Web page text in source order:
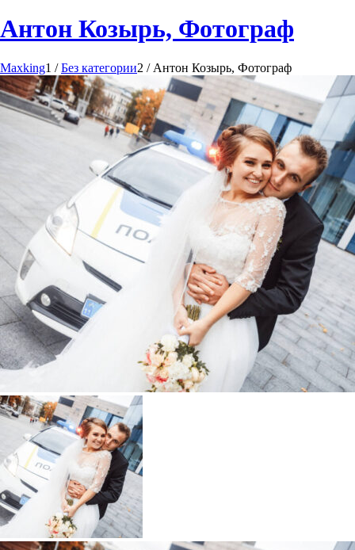
Антон Козырь, Фотограф
Maxking1 / Без категории2 / Антон Козырь, Фотограф